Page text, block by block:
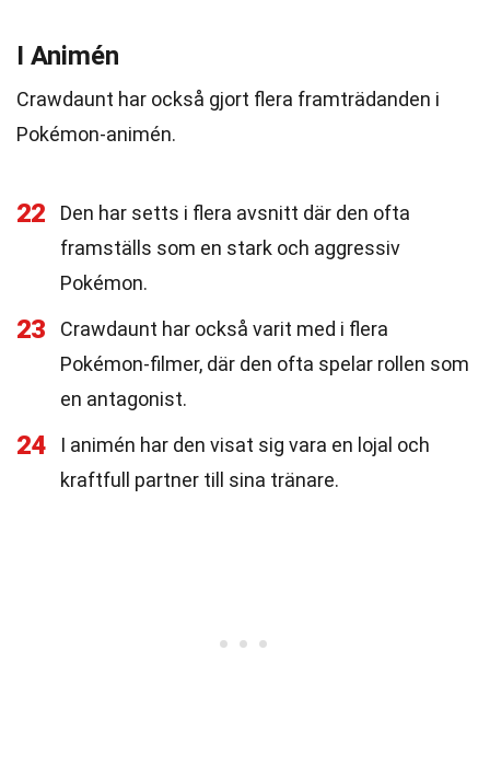
I Animén
Crawdaunt har också gjort flera framträdanden i
Pokémon-animén.
22
Den har setts i flera avsnitt där den ofta
framställs som en stark och aggressiv
Pokémon.
23
Crawdaunt har också varit med i flera
Pokémon-filmer, där den ofta spelar rollen som
en antagonist.
24
I animén har den visat sig vara en lojal och
kraftfull partner till sina tränare.